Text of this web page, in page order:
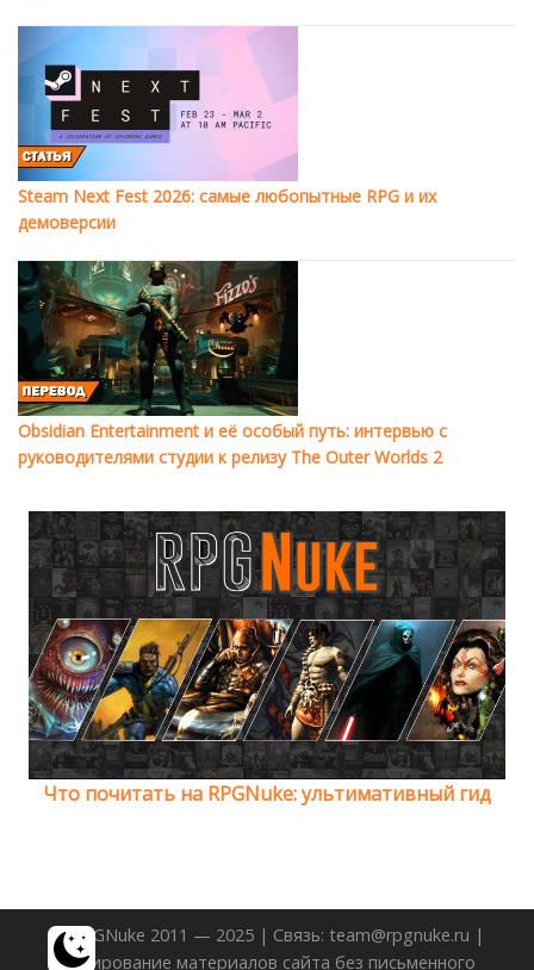
Steam Next Fest 2026: самые любопытные RPG и их
демоверсии
Obsidian Entertainment и её особый путь: интервью с
руководителями студии к релизу The Outer Worlds 2
Что почитать на RPGNuke: ультимативный гид
© RPGNuke 2011 — 2025 | Связь: team@rpgnuke.ru |
Копирование материалов сайта без письменного